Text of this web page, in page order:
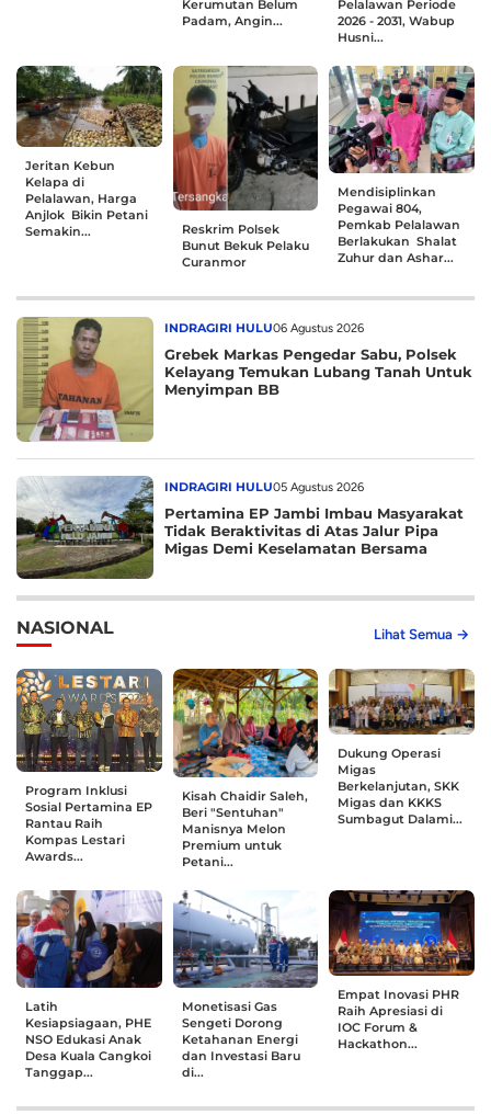
Kerumutan Belum
Padam, Angin...
Pelalawan Periode
2026 - 2031, Wabup
Husni...
Jeritan Kebun
Kelapa di
Pelalawan, Harga
Anjlok Bikin Petani
Semakin...
Reskrim Polsek
Bunut Bekuk Pelaku
Curanmor
Mendisiplinkan
Pegawai 804,
Pemkab Pelalawan
Berlakukan Shalat
Zuhur dan Ashar...
INDRAGIRI HULU06 Agustus 2026
Grebek Markas Pengedar Sabu, Polsek
Kelayang Temukan Lubang Tanah Untuk
Menyimpan BB
INDRAGIRI HULU05 Agustus 2026
Pertamina EP Jambi Imbau Masyarakat
Tidak Beraktivitas di Atas Jalur Pipa
Migas Demi Keselamatan Bersama
NASIONAL Lihat Semua →
Program Inklusi
Sosial Pertamina EP
Rantau Raih
Kompas Lestari
Awards...
Kisah Chaidir Saleh,
Beri "Sentuhan"
Manisnya Melon
Premium untuk
Petani...
Dukung Operasi
Migas
Berkelanjutan, SKK
Migas dan KKKS
Sumbagut Dalami...
Latih
Kesiapsiagaan, PHE
NSO Edukasi Anak
Desa Kuala Cangkoi
Tanggap...
Monetisasi Gas
Sengeti Dorong
Ketahanan Energi
dan Investasi Baru
di...
Empat Inovasi PHR
Raih Apresiasi di
IOC Forum &
Hackathon...